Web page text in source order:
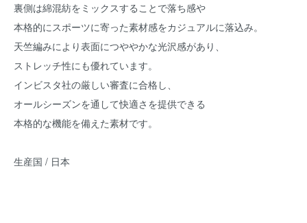
裏側は綿混紡をミックスすることで落ち感や
本格的にスポーツに寄った素材感をカジュアルに落込み。
天竺編みにより表面につややかな光沢感があり、
ストレッチ性にも優れています。
インビスタ社の厳しい審査に合格し、
オールシーズンを通して快適さを提供できる
本格的な機能を備えた素材です。
生産国 / 日本